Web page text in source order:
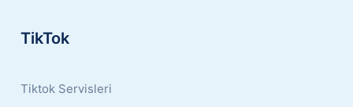
TikTok
Tiktok Servisleri